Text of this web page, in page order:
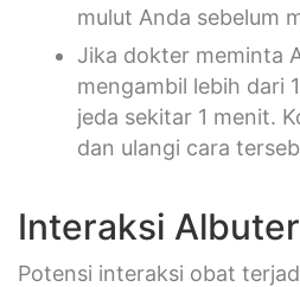
mulut Anda sebelum
Jika dokter meminta
mengambil lebih dari
jeda sekitar 1 menit.
dan ulangi cara
Interaksi
Potensi interaksi obat